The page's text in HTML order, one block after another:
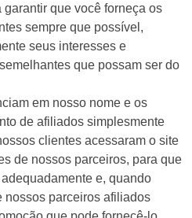
que você forneça os
sempre que possível,
seus interesses e
que possam ser do
em nosso nome e os
de afiliados simplesmente
clientes acessaram o site
de nossos parceiros, para que
e, quando
nossos parceiros afiliados